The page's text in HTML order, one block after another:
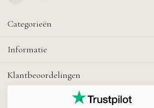
Categorieën
Informatie
Klantbeoordelingen